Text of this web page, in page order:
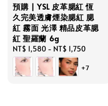
預購 | YSL 皮革腮紅 恆
久完美透膚煙染腮紅 腮
紅 霧面 光澤 精品皮革腮
紅 聖羅蘭 6g
Regular
price
NT$ 1,580 - NT$ 1,750
+7